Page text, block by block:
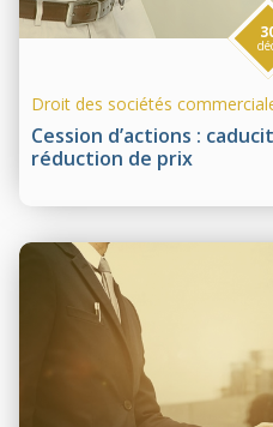
Cession d’actions :
réduction de prix
Droit des sociétés